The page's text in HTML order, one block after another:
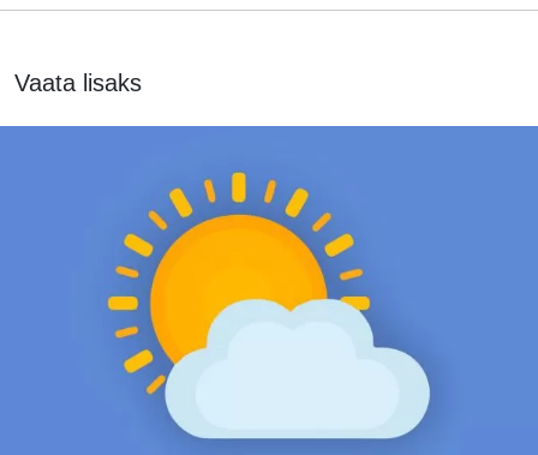
Vaata lisaks